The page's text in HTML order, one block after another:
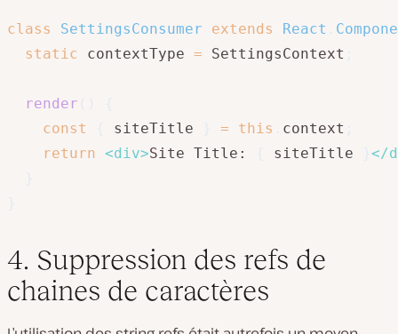
class SettingsConsumer extends React
static contextType = SettingsContext
render
const
siteTitle = this context
return <div>Site Title: siteTitle </
4. Suppression des refs de
chaines de caractères